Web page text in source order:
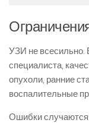
УЗИ не всесильно.
специалиста,
опухоли, ранние
воспалительные
Ошибки случаются: